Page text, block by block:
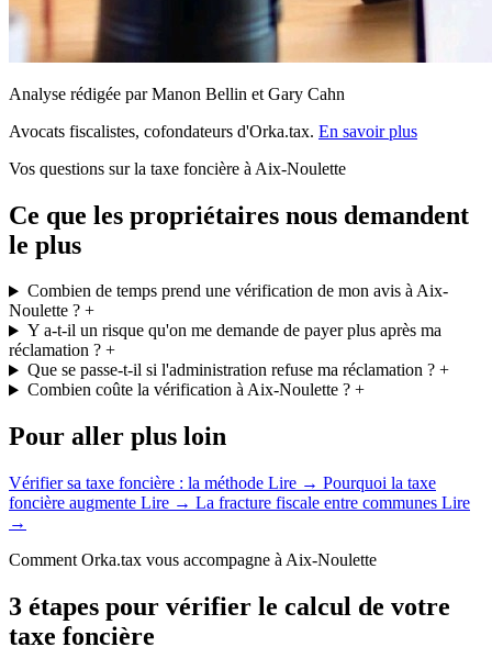
Analyse rédigée par Manon Bellin et Gary Cahn
Avocats fiscalistes, cofondateurs d'Orka.tax. En savoir plus
Vos questions sur la taxe foncière à Aix-Noulette
Ce que les propriétaires nous demandent
le plus
Combien de temps prend une vérification de mon avis à Aix-
Noulette ? +
Y a-t-il un risque qu'on me demande de payer plus après ma
réclamation ? +
Que se passe-t-il si l'administration refuse ma réclamation ?+
Combien coûte la vérification à Aix-Noulette ?+
Pour aller plus loin
Vérifier sa taxe foncière : la méthode Lire → Pourquoi la taxe
foncière augmente Lire → La fracture fiscale entre communes Lire
→
Comment Orka.tax vous accompagne à Aix-Noulette
3 étapes pour vérifier le calcul de votre
taxe foncière